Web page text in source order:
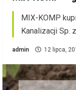
MIX-KOMP
Kanalizacji Sp.
admin 12 lipca,